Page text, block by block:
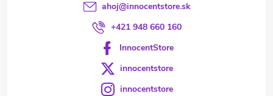
ahoj@innocentstore.sk
+421 948 660 160
InnocentStore
innocentstore
innocentstore